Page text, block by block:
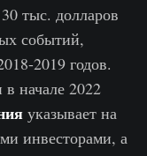
тыс. долларов
событий,
2019 годов.
начале 2022
указывает на
инвесторами, а